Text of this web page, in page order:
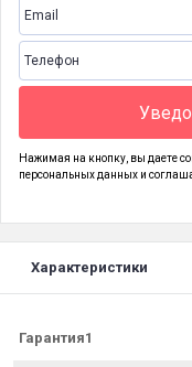
Нажимая на кнопку, вы даете
персональных данных и
Характеристики
Гарантия1